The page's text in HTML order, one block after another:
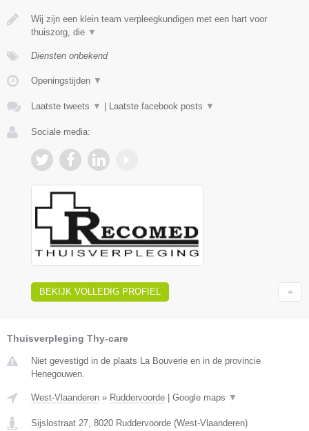
Wij zijn een klein team verpleegkundigen met een hart voor
thuiszorg, die ▼
Diensten onbekend
Openingstijden ▼
Laatste tweets ▼ | Laatste facebook posts ▼
Sociale media:
BEKIJK VOLLEDIG PROFIEL
Thuisverpleging Thy-care
Niet gevestigd in de plaats La Bouverie en in de provincie
Henegouwen.
West-Vlaanderen » Ruddervoorde | Google maps ▼
Sijslostraat 27 8020 Ruddervoorde (West-Vlaanderen)